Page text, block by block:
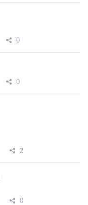
0
0
2
0